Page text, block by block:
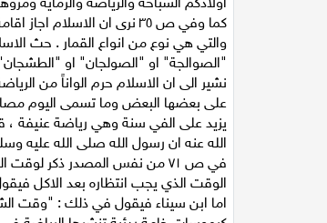
كما وفي ص ٣٥ نرى ان
والتي هي نوع من انواع القمار . حث
"الصوالجة" او "الصولجان" او
نشير الى ان الاسلام حرم الواناً من
على بعضها البعض وما تسمى اليوم
يزيد على الفي سنة وهي رياضة عنيفة
الله عنه ان رسول الله صلى الله عليه
في ص ٧١ من نفس المصدر ذكر
الوقت الذي يجب انتظاره بعد الاكل
اما ابن سيناء فيقول في ذلك : "وقت